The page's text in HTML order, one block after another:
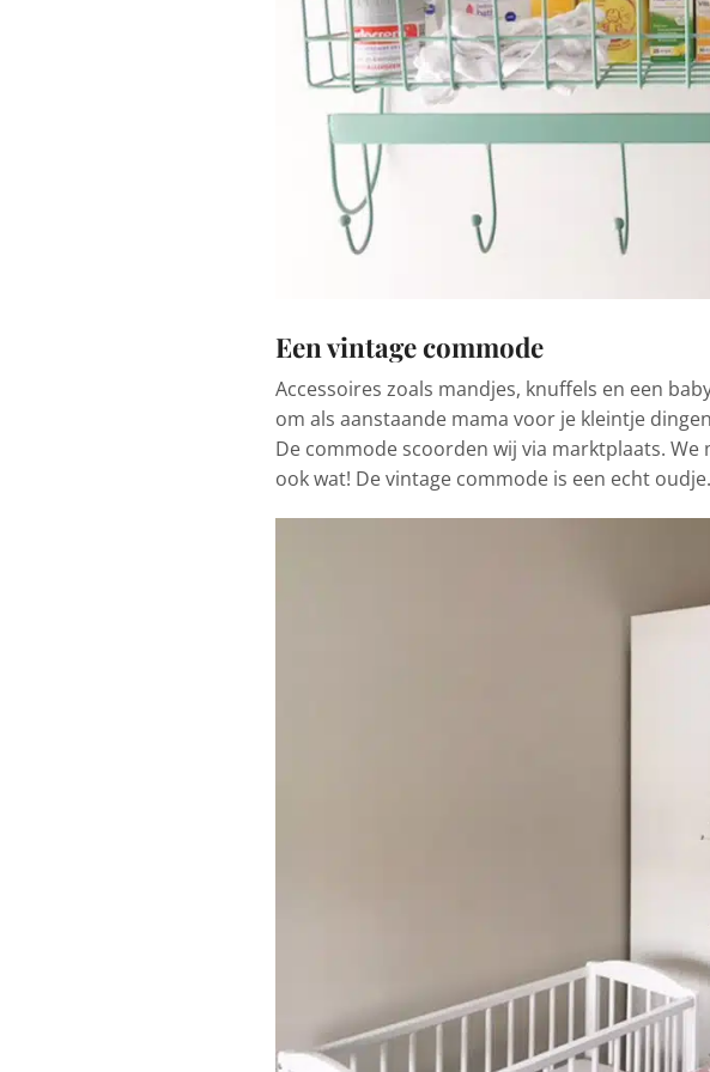
Een vintage commode
Accessoires zoals mandjes, knuffels en een
om als aanstaande mama voor je kleintje
De commode scoorden wij via marktplaats.
ook wat! De vintage commode is een echt